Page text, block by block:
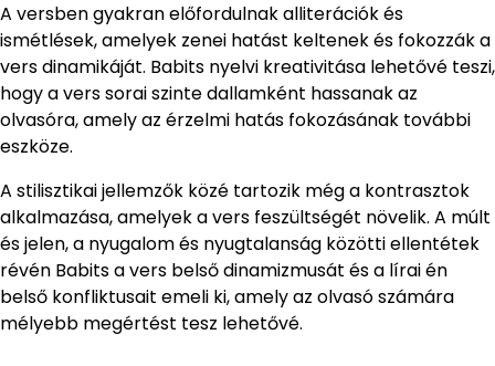
A versben gyakran előfordulnak alliterációk és
ismétlések, amelyek zenei hatást keltenek és fokozzák a
vers dinamikáját. Babits nyelvi kreativitása lehetővé teszi,
hogy a vers sorai szinte dallamként hassanak az
olvasóra, amely az érzelmi hatás fokozásának további
eszköze.
A stilisztikai jellemzők közé tartozik még a kontrasztok
alkalmazása, amelyek a vers feszültségét növelik. A múlt
és jelen, a nyugalom és nyugtalanság közötti ellentétek
révén Babits a vers belső dinamizmusát és a lírai én
belső konfliktusait emeli ki, amely az olvasó számára
mélyebb megértést tesz lehetővé.